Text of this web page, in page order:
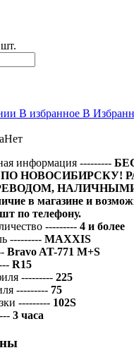
В избранное В
Нет
информация ---------
НОВОСИБИРСКУ!
в магазине и
по телефону.
--------- 4 и более
--------- MAXXIS
Bravo AT-771 M+S
R15
--------- 225
--------- 75
--------- 102S
3 часа